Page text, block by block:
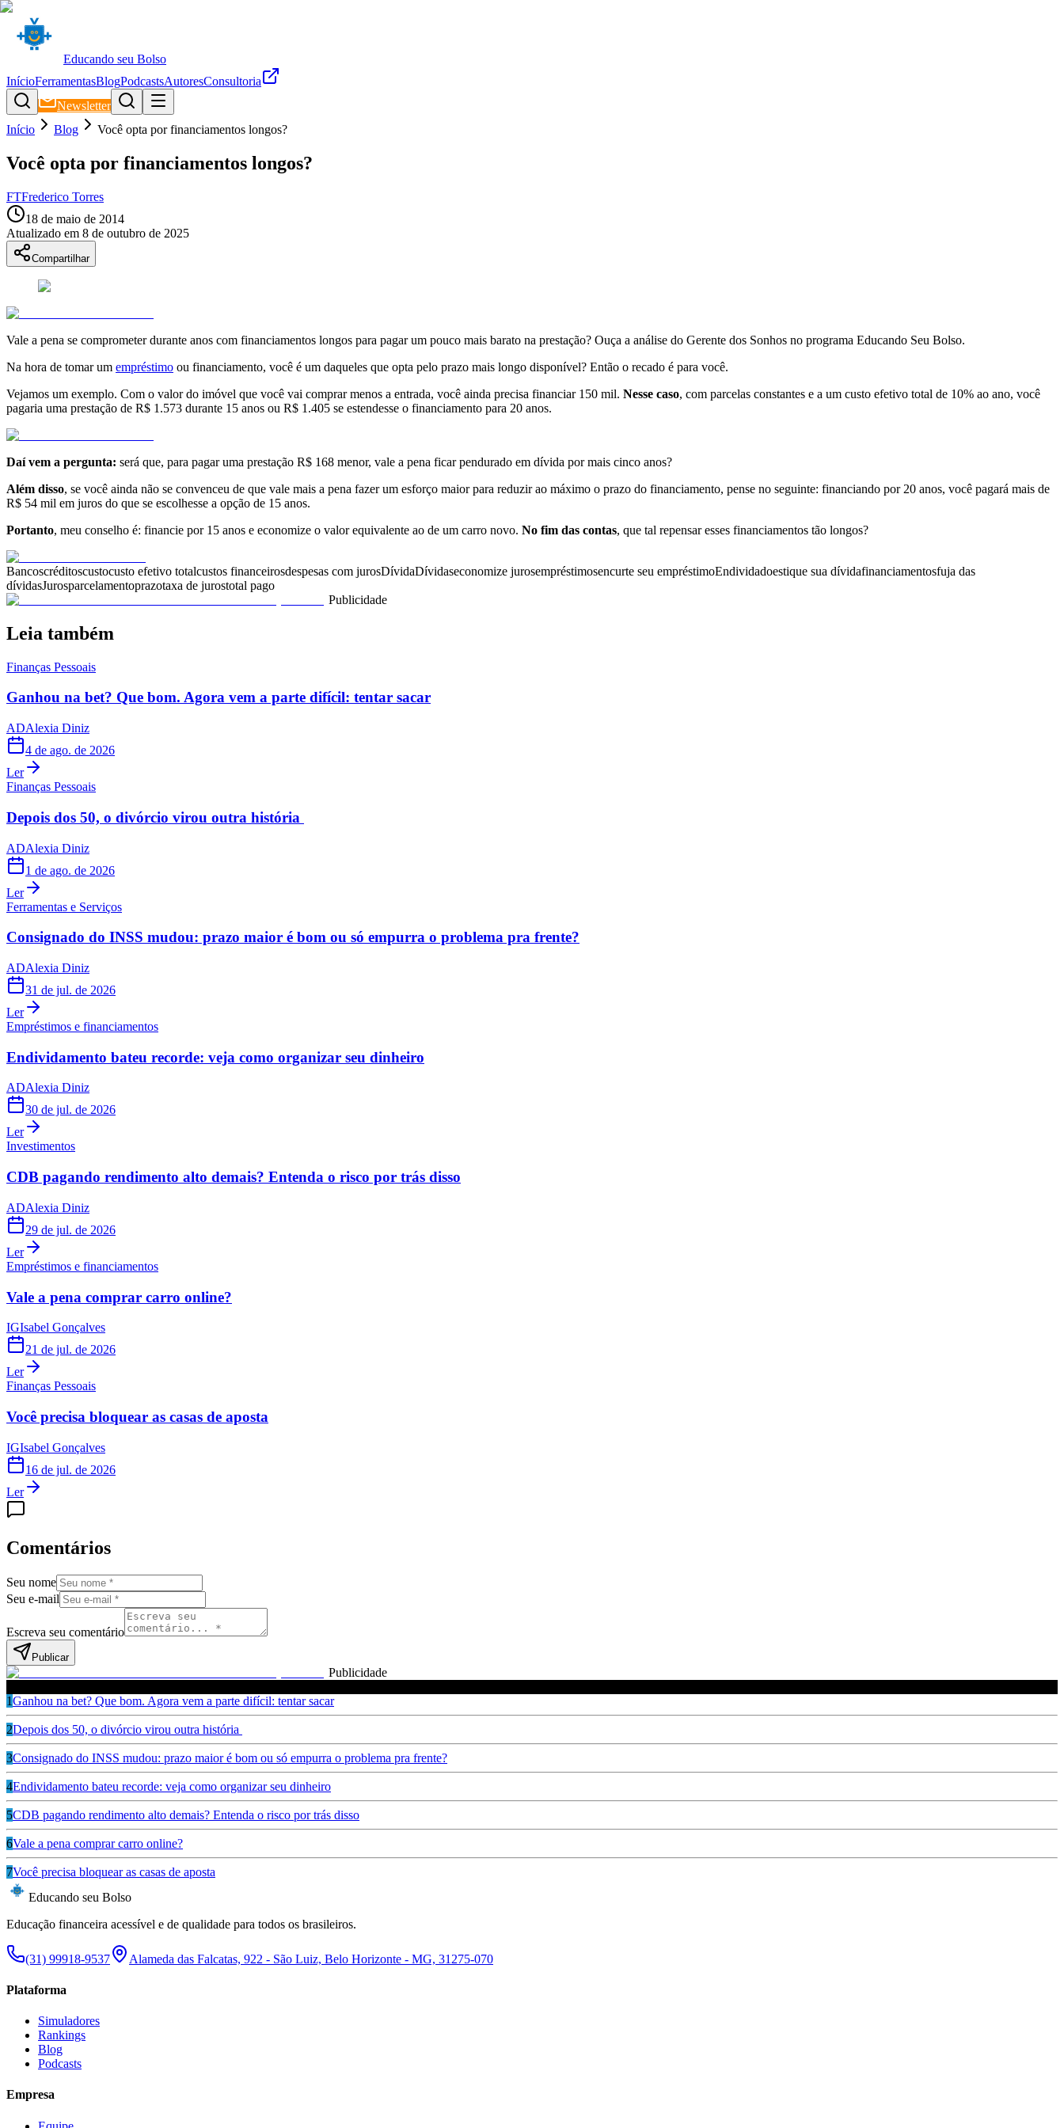
Educando seu Bolso
InícioFerramentasBlogPodcastsAutoresConsultoria
Newsletter
Início
Blog Você opta por financiamentos longos?
Você opta por financiamentos longos?
FTFrederico Torres
18 de maio de 2014
Atualizado em 8 de outubro de 2025
Compartilhar
Vale a pena se comprometer durante anos com financiamentos longos para pagar um pouco mais barato na prestação? Ouça a análise do Gerente dos Sonhos no programa Educando Seu Bolso.
Na hora de tomar um empréstimo ou financiamento, você é um daqueles que opta pelo prazo mais longo disponível? Então o recado é para você.
Vejamos um exemplo. Com o valor do imóvel que você vai comprar menos a entrada, você ainda precisa financiar 150 mil. Nesse caso, com parcelas constantes e a um custo efetivo total de 10% ao ano, você
pagaria uma prestação de R$ 1.573 durante 15 anos ou R$ 1.405 se estendesse o financiamento para 20 anos.
Daí vem a pergunta: será que, para pagar uma prestação R$ 168 menor, vale a pena ficar pendurado em dívida por mais cinco anos?
Além disso, se você ainda não se convenceu de que vale mais a pena fazer um esforço maior para reduzir ao máximo o prazo do financiamento, pense no seguinte: financiando por 20 anos, você pagará mais de
R$ 54 mil em juros do que se escolhesse a opção de 15 anos.
Portanto, meu conselho é: financie por 15 anos e economize o valor equivalente ao de um carro novo. No fim das contas, que tal repensar esses financiamentos tão longos?
Bancoscréditoscustocusto efetivo totalcustos financeirosdespesas com jurosDívidaDívidaseconomize jurosempréstimosencurte seu empréstimoEndividadoestique sua dívidafinanciamentosfuja das
dívidasJurosparcelamentoprazotaxa de jurostotal pago
Publicidade
Leia também
Finanças Pessoais
Ganhou na bet? Que bom. Agora vem a parte difícil: tentar sacar
ADAlexia Diniz
4 de ago. de 2026
Ler
Finanças Pessoais
Depois dos 50, o divórcio virou outra história
ADAlexia Diniz
1 de ago. de 2026
Ler
Ferramentas e Serviços
Consignado do INSS mudou: prazo maior é bom ou só empurra o problema pra frente?
ADAlexia Diniz
31 de jul. de 2026
Ler
Empréstimos e financiamentos
Endividamento bateu recorde: veja como organizar seu dinheiro
ADAlexia Diniz
30 de jul. de 2026
Ler
Investimentos
CDB pagando rendimento alto demais? Entenda o risco por trás disso
ADAlexia Diniz
29 de jul. de 2026
Ler
Empréstimos e financiamentos
Vale a pena comprar carro online?
IGIsabel Gonçalves
21 de jul. de 2026
Ler
Finanças Pessoais
Você precisa bloquear as casas de aposta
IGIsabel Gonçalves
16 de jul. de 2026
Ler
Comentários
Seu nome
Seu e-mail
Escreva seu comentário
Publicar
Publicidade
1Ganhou na bet? Que bom. Agora vem a parte difícil: tentar sacar
2Depois dos 50, o divórcio virou outra história
3Consignado do INSS mudou: prazo maior é bom ou só empurra o problema pra frente?
4Endividamento bateu recorde: veja como organizar seu dinheiro
5CDB pagando rendimento alto demais? Entenda o risco por trás disso
6Vale a pena comprar carro online?
7Você precisa bloquear as casas de aposta
Educando seu Bolso
Educação financeira acessível e de qualidade para todos os brasileiros.
(31) 99918-9537 Alameda das Falcatas, 922 - São Luiz, Belo Horizonte - MG, 31275-070
Plataforma
Simuladores
Rankings
Blog
Podcasts
Empresa